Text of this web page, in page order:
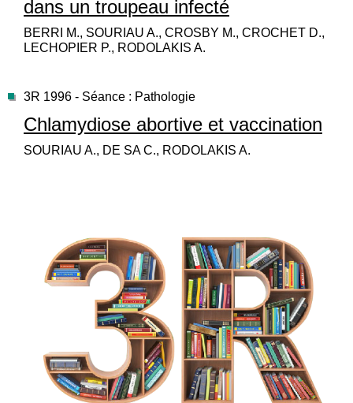
dans un troupeau infecté
BERRI M., SOURIAU A., CROSBY M., CROCHET D.,
LECHOPIER P., RODOLAKIS A.
3R 1996 - Séance : Pathologie
Chlamydiose abortive et vaccination
SOURIAU A., DE SA C., RODOLAKIS A.